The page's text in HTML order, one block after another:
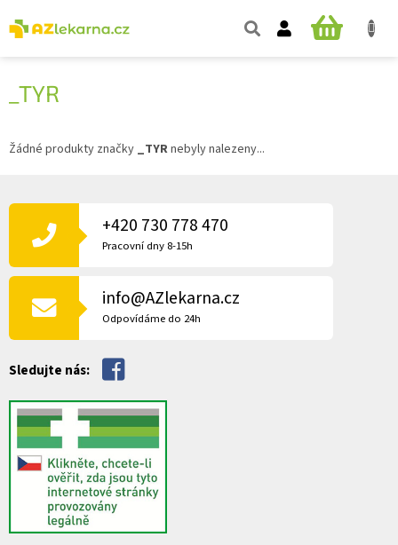
na
obsah
NÁKUPNÍ
_TYR
Žádné produkty značky _TYRnebyly nalezeny...
Á
T
+420 730 778 470
Pracovní dny 8-15h
info@AZlekarna.cz
Odpovídáme do 24h
Sledujte nás: